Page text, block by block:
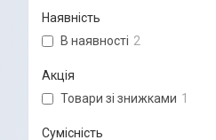
Наявність
В наявності 2
Акція
Товари зі знижками 1
Сумісність